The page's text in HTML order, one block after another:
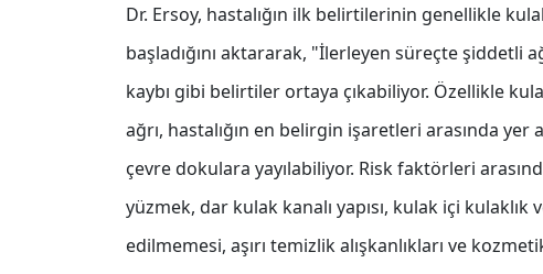
Dr. Ersoy, hastalığın ilk belirtilerinin genellikle
başladığını aktararak, "İlerleyen süreçte şiddetli
kaybı gibi belirtiler ortaya çıkabiliyor. Özellikle
ağrı, hastalığın en belirgin işaretleri arasında
çevre dokulara yayılabiliyor. Risk faktörleri
yüzmek, dar kulak kanalı yapısı, kulak içi
edilmemesi, aşırı temizlik alışkanlıkları ve